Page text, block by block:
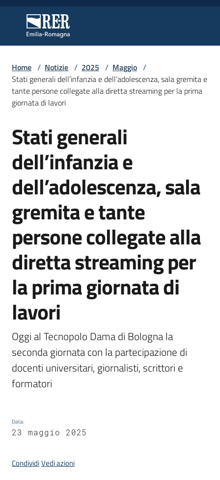
Regione Emilia-Romagna
Regione Emilia-Romagna
Regione
Servizi
Leggi
Atti
Argomenti
Campagne
di
comunicazione
Seguici
su
Home / Notizie / 2025 / Maggio /
Stati generali dell’infanzia e dell’adolescenza, sala gremita e
tante persone collegate alla diretta streaming per la prima
giornata di lavori
Salta al contenuto
Stati generali
dell’infanzia e
dell’adolescenza, sala
gremita e tante
persone collegate alla
diretta streaming per
la prima giornata di
lavori
Oggi al Tecnopolo Dama di Bologna la
seconda giornata con la partecipazione di
docenti universitari, giornalisti, scrittori e
formatori
Data:
23 maggio 2025
CondividiVedi azioni